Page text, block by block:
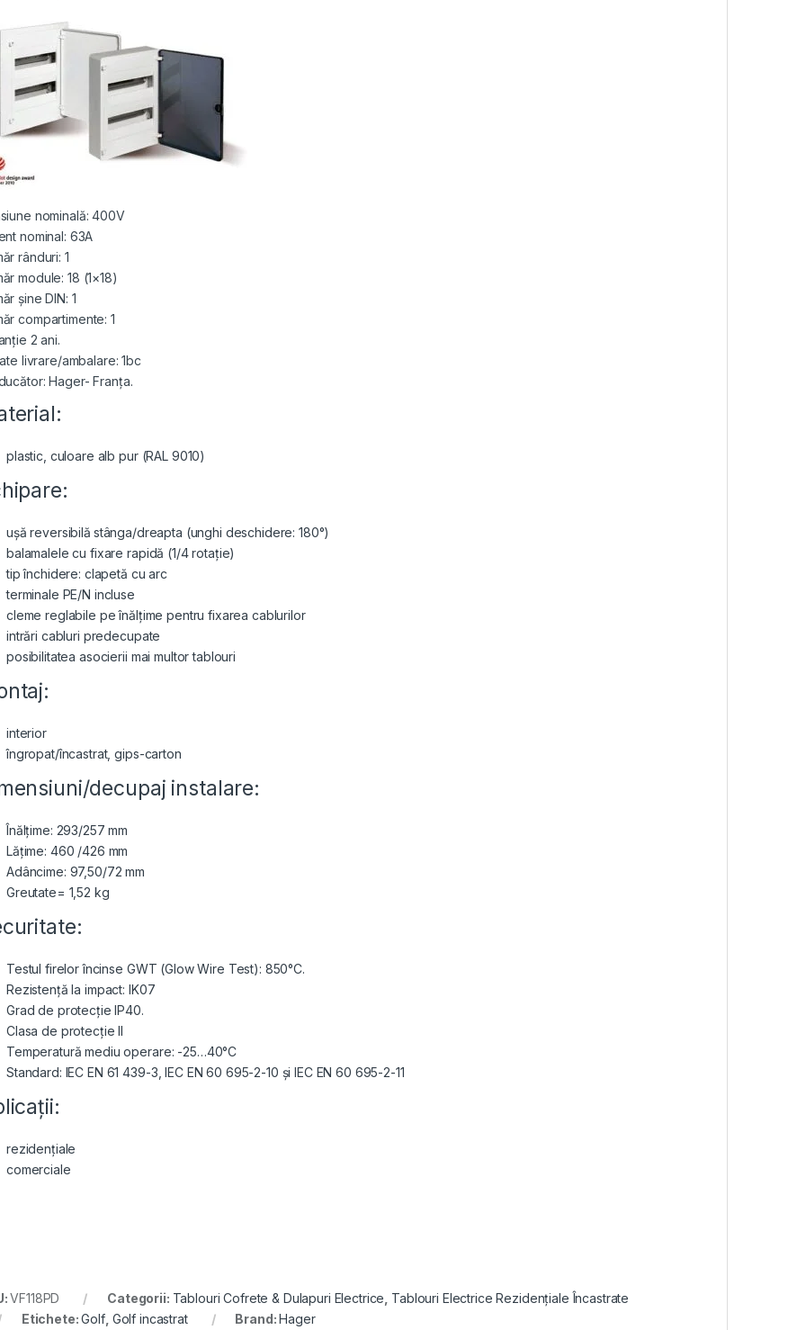
nominală: 400V
nominal: 63A
rânduri: 1
module: 18 (1×18)
șine DIN: 1
compartimente: 1
2 ani.
livrare/ambalare: 1bc
Hager- Franța.
plastic, culoare alb pur (RAL 9010)
ușă reversibilă stânga/dreapta (unghi deschidere: 180°)
balamalele cu fixare rapidă (1/4 rotație)
tip închidere: clapetă cu arc
terminale PE/N incluse
cleme reglabile pe înălțime pentru fixarea cablurilor
intrări cabluri predecupate
posibilitatea asocierii mai multor tablouri
interior
îngropat/încastrat, gips-carton
decupaj instalare:
Înălțime: 293/257 mm
Lățime: 460 /426 mm
Adâncime: 97,50/72 mm
Greutate= 1,52 kg
Testul firelor încinse GWT (Glow Wire Test): 850°C.
Rezistență la impact: IK07
Grad de protecție IP40.
Clasa de protecție II
Temperatură mediu operare: -25…40°C
Standard: IEC EN 61 439-3, ΙΕC EN 60 695-2-10 și IEC EN 60 695-2-11
rezidențiale
comerciale
VF118PD Categorii: Tablouri Cofrete & Dulapuri Electrice, Tablouri Electrice Rezidențiale Încastrate
Etichete:Golf, Golf incastrat Brand:Hager